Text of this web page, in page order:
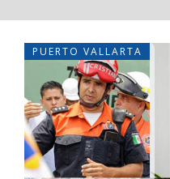
PUERTO VALLARTA